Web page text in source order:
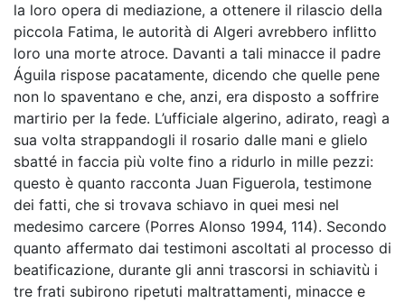
la loro opera di mediazione, a ottenere il rilascio della
piccola Fatima, le autorità di Algeri avrebbero inflitto
loro una morte atroce. Davanti a tali minacce il padre
Águila rispose pacatamente, dicendo che quelle pene
non lo spaventano e che, anzi, era disposto a soffrire
martirio per la fede. L’ufficiale algerino, adirato, reagì a
sua volta strappandogli il rosario dalle mani e glielo
sbatté in faccia più volte fino a ridurlo in mille pezzi:
questo è quanto racconta Juan Figuerola, testimone
dei fatti, che si trovava schiavo in quei mesi nel
medesimo carcere (Porres Alonso 1994, 114). Secondo
quanto affermato dai testimoni ascoltati al processo di
beatificazione, durante gli anni trascorsi in schiavitù i
tre frati subirono ripetuti maltrattamenti, minacce e